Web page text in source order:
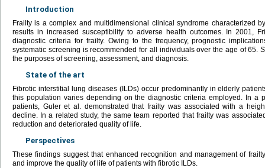
Introduction
Frailty is a complex and multidimensional clinical syndrome characterized
results in increased susceptibility to adverse health outcomes. In 2001,
diagnostic criteria for frailty. Owing to the frequency, prognostic
systematic screening is recommended for all individuals over the age of 65.
the purposes of screening, assessment, and diagnosis.
State of the art
Fibrotic interstitial lung diseases (ILDs) occur predominantly in elderly
this population varies depending on the diagnostic criteria employed. In a
patients, Guler et al. demonstrated that frailty was associated with a
decline. In a related study, the same team reported that frailty was
reduction and deteriorated quality of life.
Perspectives
These findings suggest that enhanced recognition and management of
and improve the quality of life of patients with fibrotic ILDs.